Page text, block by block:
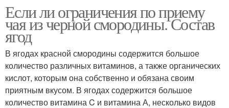
Если ли ограничения по приему
чая из черной смородины. Состав
ягод
В ягодах красной смородины содержится большое
количество различных витаминов, а также органических
кислот, которым она собственно и обязана своим
приятным вкусом. В ягодах содержится большое
количество витамина C и витамина А, несколько видов